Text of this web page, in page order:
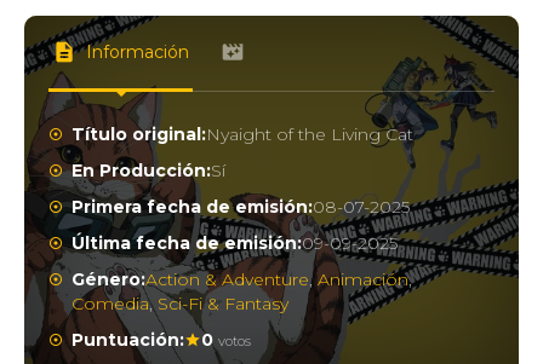
Información
Título original:Nyaight of the Living Cat
En Producción:Sí
Primera fecha de emisión:08-07-2025
Última fecha de emisión:09-09-2025
Género:Action & Adventure,Animación,
Comedia, Sci-Fi & Fantasy
Puntuación:
0 votos